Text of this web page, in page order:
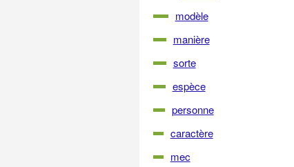
modèle
manière
sorte
espèce
personne
caractère
mec